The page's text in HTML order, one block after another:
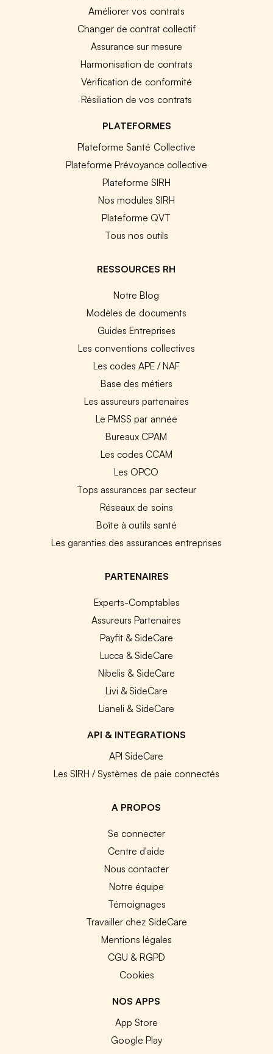
Améliorer vos contrats
Changer de contrat collectif
Assurance sur mesure
Harmonisation de contrats
Vérification de conformité
Résiliation de vos contrats
PLATEFORMES
Plateforme Santé Collective
Plateforme Prévoyance collective
Plateforme SIRH
Nos modules SIRH
Plateforme QVT
Tous nos outils
RESSOURCES RH
Notre Blog
Modèles de documents
Guides Entreprises
Les conventions collectives
Les codes APE / NAF
Base des métiers
Les assureurs partenaires
Le PMSS par année
Bureaux CPAM
Les codes CCAM
Les OPCO
Tops assurances par secteur
Réseaux de soins
Boîte à outils santé
Les garanties des assurances entreprises
PARTENAIRES
Experts-Comptables
Assureurs Partenaires
Payfit & SideCare
Lucca & SideCare
Nibelis & SideCare
Livi & SideCare
Lianeli & SideCare
API & INTEGRATIONS
API SideCare
Les SIRH / Systèmes de paie connectés
A PROPOS
Se connecter
Centre d'aide
Nous contacter
Notre équipe
Témoignages
Travailler chez SideCare
Mentions légales
CGU & RGPD
Cookies
NOS APPS
App Store
Google Play